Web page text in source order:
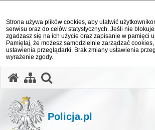
Strona używa plików cookies, aby ułatwić
serwisu oraz do celów statystycznych. Jeśli nie
zgadzasz się na ich użycie oraz zapisanie w pamięci
Pamiętaj, że możesz samodzielnie zarządzać
ustawienia przeglądarki. Brak zmiany ustawienia
wyrażenie zgody.
Policja.pl